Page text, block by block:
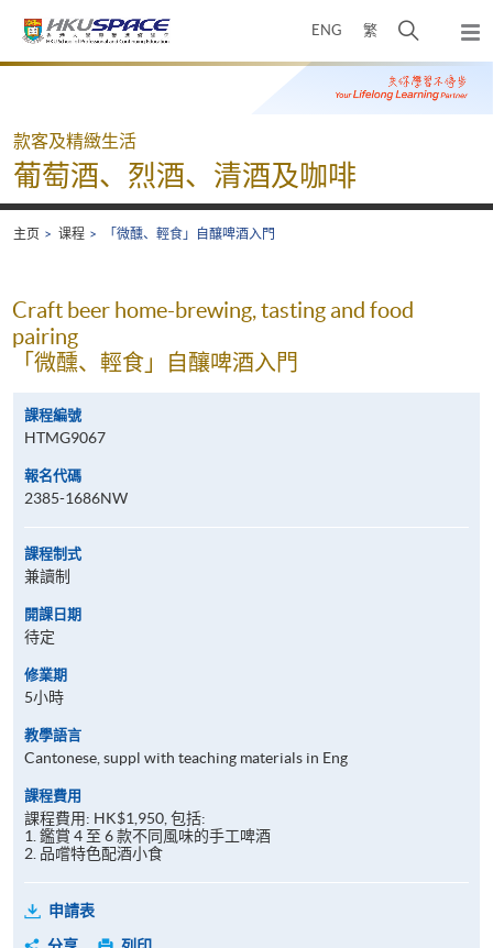
ENG 繁
开
搜
寻
弹
出
主
Main
款客及精緻生活
葡萄酒、烈酒、清酒及咖啡
主页 课程 「微醺、輕食」自釀啤酒入門
Craft beer home-brewing, tasting and food
pairing
「微醺、輕食」自釀啤酒入門
課程編號
HTMG9067
報名代碼
2385-1686NW
課程制式
兼讀制
開課日期
待定
修業期
5小時
教學語言
Cantonese, suppl with teaching materials in Eng
課程費用
課程費用: HK$1,950, 包括:
1. 鑑賞 4 至 6 款不同風味的手工啤酒
2. 品嚐特色配酒小食
申請表